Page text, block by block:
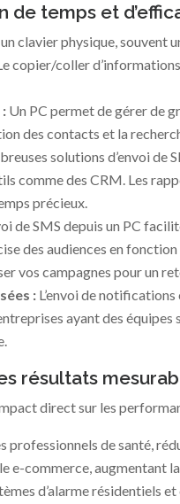
de temps et
clavier physique, souvent
copier/coller
Un PC permet de gérer de
des contacts et la
solutions d’envoi de
comme des CRM. Les
précieux.
de SMS depuis un PC
des audiences en
vos campagnes pour un
: L’envoi de
ayant des
résultats
direct sur les
professionnels de santé,
e-commerce, augmentant
d’alarme résidentiels